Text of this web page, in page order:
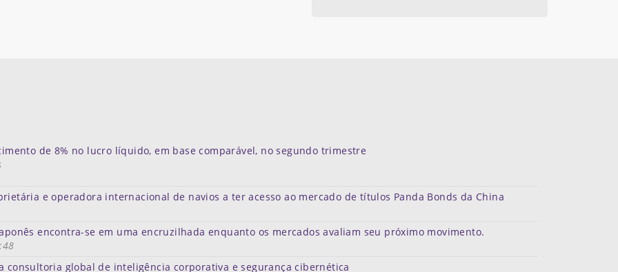
de 8% no lucro líquido, em base comparável, no segundo trimestre
e operadora internacional de navios a ter acesso ao mercado de títulos Panda Bonds da China
encontra-se em uma encruzilhada enquanto os mercados avaliam seu próximo movimento.
consultoria global de inteligência corporativa e segurança cibernética